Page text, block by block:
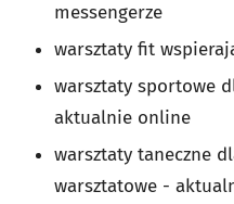
messengerze
warsztaty fit
warsztaty sportowe
aktualnie online
warsztaty taneczne
warsztatowe -